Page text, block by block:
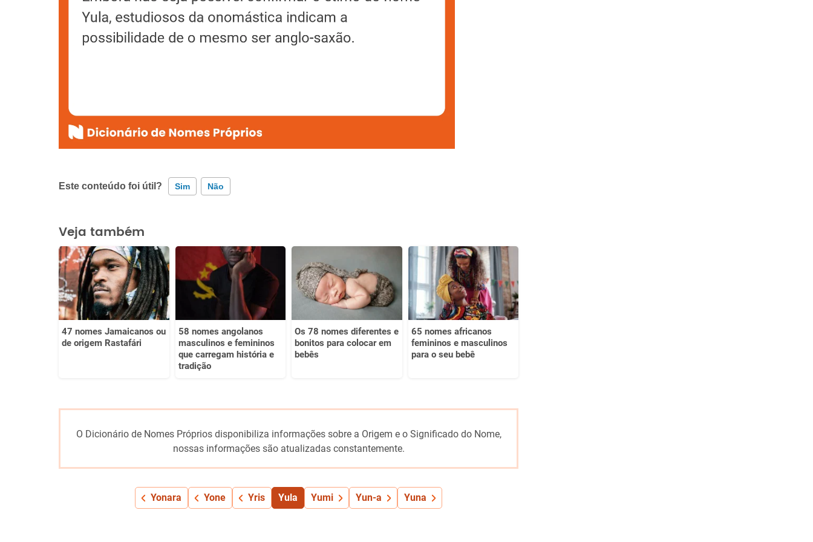
Este conteúdo foi útil? Sim Não
Este conteúdo contém informação incorreta
Este conteúdo não tem a informação que procuro
Outro
Veja também
47 nomes Jamaicanos ou
de origem Rastafári
58 nomes angolanos
masculinos e femininos
que carregam história e
tradição
Os 78 nomes diferentes e
bonitos para colocar em
bebês
65 nomes africanos
femininos e masculinos
para o seu bebê
O Dicionário de Nomes Próprios disponibiliza informações sobre a Origem e o Significado do Nome,
nossas informações são atualizadas constantemente.
Yonara Yone Yris Yula Yumi Yun-a Yuna